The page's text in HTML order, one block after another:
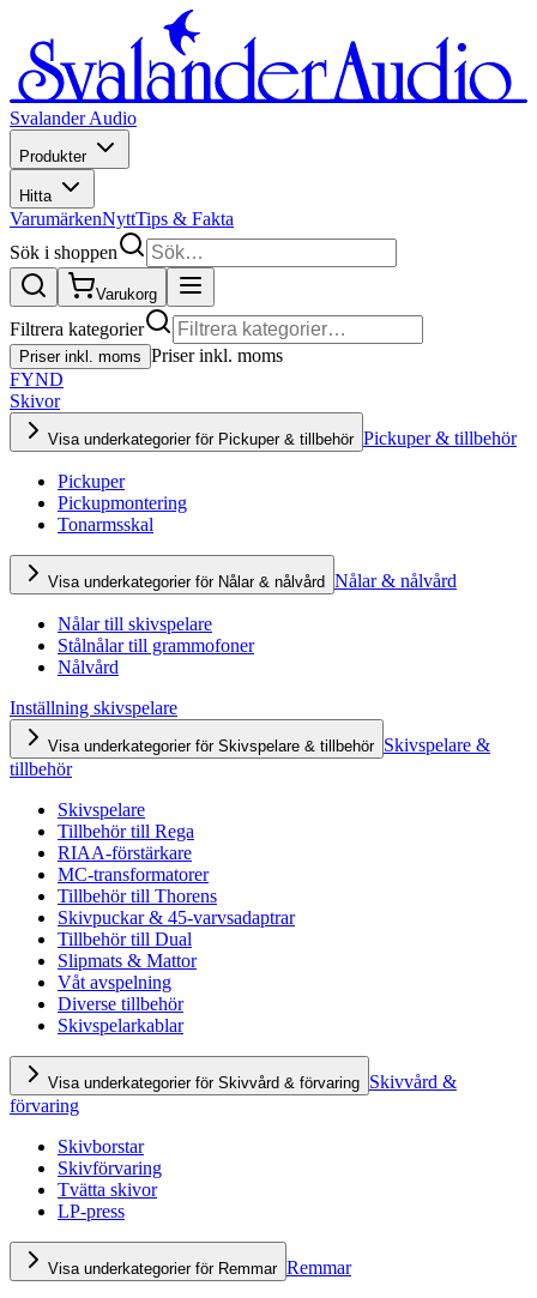
Svalander Audio
Produkter
Hitta
VarumärkenNyttTips & Fakta
Sök i shoppen
Varukorg
Filtrera kategorier
Priser inkl. moms Priser inkl. moms
FYND
Skivor
Visa underkategorier för Pickuper & tillbehör Pickuper & tillbehör
Pickuper
Pickupmontering
Tonarmsskal
Visa underkategorier för Nålar & nålvård Nålar & nålvård
Nålar till skivspelare
Stålnålar till grammofoner
Nålvård
Inställning skivspelare
Visa underkategorier för Skivspelare & tillbehör Skivspelare &
tillbehör
Skivspelare
Tillbehör till Rega
RIAA-förstärkare
MC-transformatorer
Tillbehör till Thorens
Skivpuckar & 45-varvsadaptrar
Tillbehör till Dual
Slipmats & Mattor
Våt avspelning
Diverse tillbehör
Skivspelarkablar
Visa underkategorier för Skivvård & förvaring Skivvård &
förvaring
Skivborstar
Skivförvaring
Tvätta skivor
LP-press
Visa underkategorier för Remmar Remmar